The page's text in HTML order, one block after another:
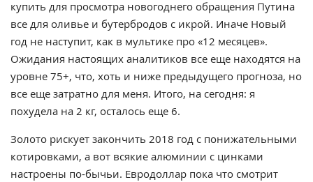
купить для просмотра новогоднего обращения Путина
все для оливье и бутербродов с икрой. Иначе Новый
год не наступит, как в мультике про «12 месяцев».
Ожидания настоящих аналитиков все еще находятся на
уровне 75+, что, хоть и ниже предыдущего прогноза, но
все еще затратно для меня. Итого, на сегодня: я
похудела на 2 кг, осталось еще 6.
Золото рискует закончить 2018 год с понижательными
котировками, а вот всякие алюминии с цинками
настроены по-бычьи. Евродоллар пока что смотрит